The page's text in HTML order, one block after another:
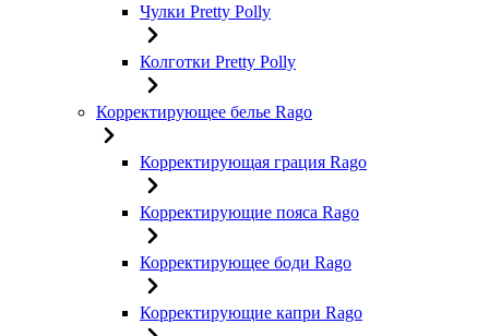
Чулки Pretty Polly
Колготки Pretty Polly
Корректирующее белье Rago
Корректирующая грация Rago
Корректирующие пояса Rago
Корректирующее боди Rago
Корректирующие капри Rago